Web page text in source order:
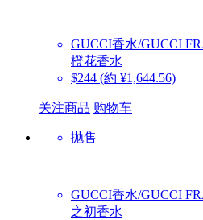
GUCCI香水/GUCCI
橙花香水
$244 (約 ¥1,644.56)
关注商品 购物车
抛售
GUCCI香水/GUCCI
之初香水